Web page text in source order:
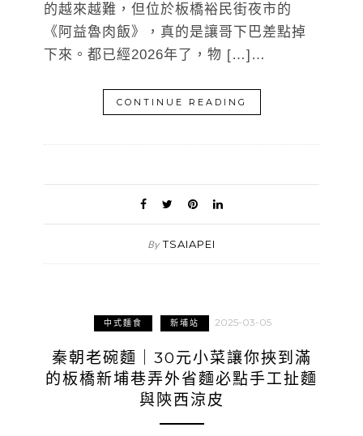
的越來越難，但位於板橋裕民街夜市的
《阿益魯肉飯》，真的是讓哥下巴差點掉
下來。都已經2026年了，物 […]…
CONTINUE READING
By TSAIAPEI
中式麵食 新埔站 2025-03-05
秦朝老碗麵｜30元小菜讓你挾到滿
的板橋新埔巷弄外省麵必點手工扯麵
與陝西涼皮